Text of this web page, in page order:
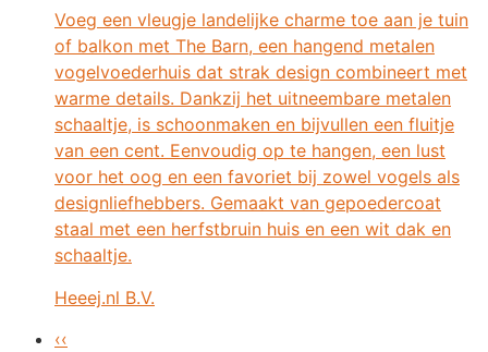
Voeg een vleugje landelijke charme toe aan je tuin
of balkon met The Barn, een hangend metalen
vogelvoederhuis dat strak design combineert met
warme details. Dankzij het uitneembare metalen
schaaltje, is schoonmaken en bijvullen een fluitje
van een cent. Eenvoudig op te hangen, een lust
voor het oog en een favoriet bij zowel vogels als
designliefhebbers. Gemaakt van gepoedercoat
staal met een herfstbruin huis en een wit dak en
schaaltje.
Heeej.nl B.V.
‹‹